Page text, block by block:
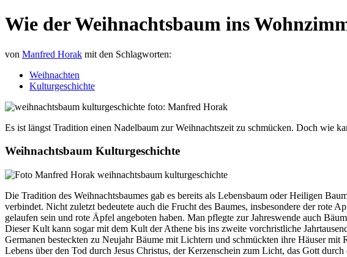
Wie der Weihnachtsbaum ins
von Manfred Horak mit den Schlagworten:
Weihnachten
Kulturgeschichte
Es ist längst Tradition einen Nadelbaum zur Weihnachtszeit zu schmücken. Doch wie
Weihnachtsbaum Kulturgeschichte
Die Tradition des Weihnachtsbaumes gab es bereits als Lebensbaum oder Heiligen
verbindet. Nicht zuletzt bedeutete auch die Frucht des Baumes, insbesondere der rote
gelaufen sein und rote Äpfel angeboten haben. Man pflegte zur Jahreswende auch
Dieser Kult kann sogar mit dem Kult der Athene bis ins zweite vorchristliche
Germanen besteckten zu Neujahr Bäume mit Lichtern und schmückten ihre Häuser
Lebens über den Tod durch Jesus Christus, der Kerzenschein zum Licht, das Gott